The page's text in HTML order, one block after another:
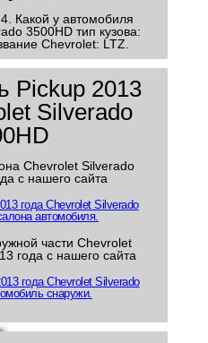
Какой у автомобиля
3500HD тип кузова:
Chevrolet: LTZ.
Pickup 2013
Silverado
Chevrolet Silverado
с нашего сайта
части Chevrolet
года с нашего сайта